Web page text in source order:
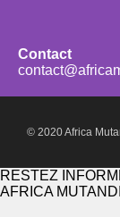
Contact
© 2020 Africa
RESTEZ
AFRICA